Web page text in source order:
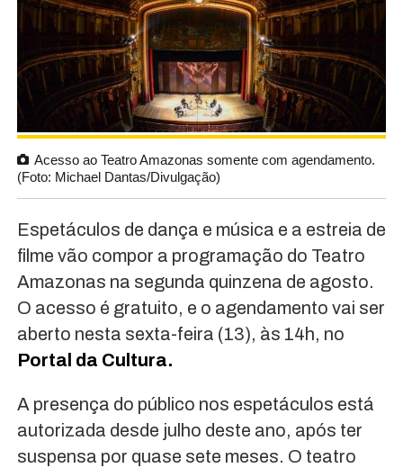
Acesso ao Teatro Amazonas somente com agendamento.
(Foto: Michael Dantas/Divulgação)
Espetáculos de dança e música e a estreia de
filme vão compor a programação do Teatro
Amazonas na segunda quinzena de agosto.
O acesso é gratuito, e o agendamento vai ser
aberto nesta sexta-feira (13), às 14h, no
Portal da Cultura.
A presença do público nos espetáculos está
autorizada desde julho deste ano, após ter
suspensa por quase sete meses. O teatro